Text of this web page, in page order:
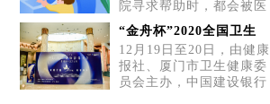
院寻求帮助时，都会被医
生告
“金舟杯”2020全国卫生
12月19日至20日，由健康
报社、厦门市卫生健康委
员会主办，中国建设银行